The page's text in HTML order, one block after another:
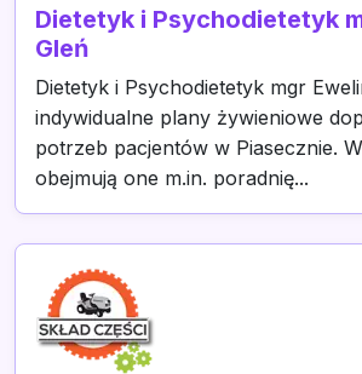
Dietetyk i Psychodietetyk
Gleń
Dietetyk i Psychodietetyk mgr
indywidualne plany żywieniowe
potrzeb pacjentów w Piasecznie.
obejmują one m.in. poradnię...